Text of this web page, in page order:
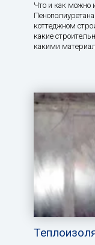
Что и как можно
коттеджном
какие
какими